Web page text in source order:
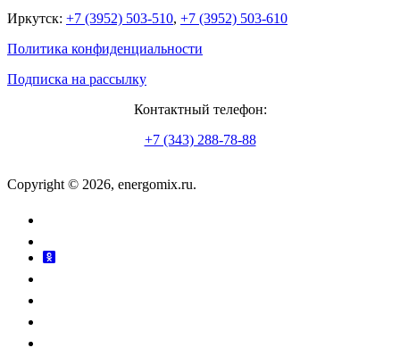
Иркутск: +7 (3952) 503-510, +7 (3952) 503-610
Политика конфиденциальности
Подписка на рассылку
Контактный телефон:
+7 (343) 288-78-88
Copyright © 2026, energomix.ru.